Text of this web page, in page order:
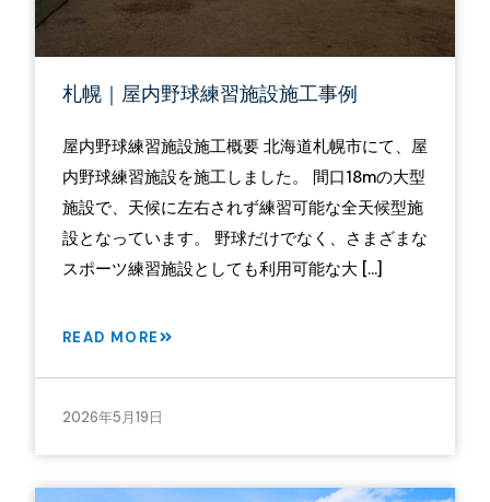
札幌｜屋内野球練習施設施工事例
屋内野球練習施設施工概要 北海道札幌市にて、屋
内野球練習施設を施工しました。 間口18mの大型
施設で、天候に左右されず練習可能な全天候型施
設となっています。 野球だけでなく、さまざまな
スポーツ練習施設としても利用可能な大 […]
READ MORE
2026年5月19日